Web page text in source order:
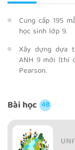
Cung cấp 195
học sinh lớp 9.
Xây dựng dựa
ANH 9 mới (thí
Pearson.
Bài học 48